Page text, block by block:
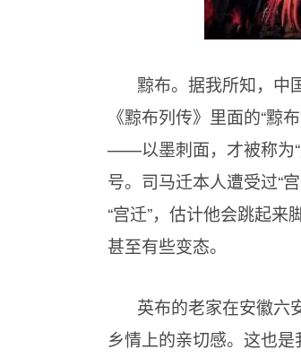
黥布。据我所知，中
《黥布列传》里面的“黥
——以墨刺面，才被称为“
号。司马迁本人遭受过“
“宫迁”，估计他会跳起来
甚至有些变态。
英布的老家在安徽六
乡情上的亲切感。这也